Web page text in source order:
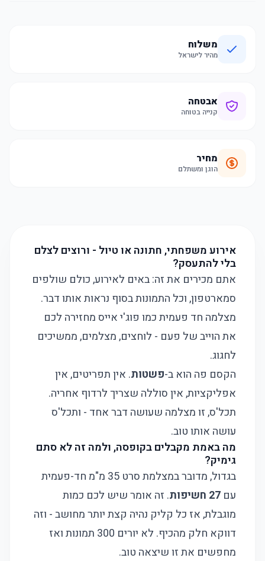
משלוח
מהיר לישראל
אבטחה
קנייה בטוחה
מחיר
הוגן ומשתלם
אירוע משפחתי, חתונה או טיול - ורוצים לצלם
בלי להתעסק?
אתם מכירים את זה: באים לאירוע, כולם שולפים
סמארטפון, וכל התמונות בסוף נראות אותו דבר.
מצלמה חד פעמית כמו פוג'י אייס מחזירה לכם
את הוייב של פעם - לוחצים, מצלמים, ממשיכים
לחגוג.
הקסם פה הוא ב-פשטות. אין תפריטים, אין
אפליקציות, אין סוללה שצריך לרדוף אחריה.
תכל'ס, זו מצלמה שעושה דבר אחד - ותכל'ס
עושה אותו טוב.
מה באמת מקבלים בקופסה, ולמה זה לא סתם
גימיק?
בגדול, מדובר במצלמת סרט 35 מ"מ חד-פעמית
עם 27 חשיפות
. זה אומר שיש לכם כמות
מוגבלת, אז כל קליק נהיה קצת יותר מחושב - וזה
דווקא חלק מהכיף. לא יורים 300 תמונות ואז
מחפשים את זו שיצאה טוב.